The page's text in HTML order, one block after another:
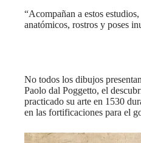
“Acompañan a estos
anatómicos, rostros y poses
No todos los dibujos
Paolo dal Poggetto, el
practicado su arte en 1530
en las fortificaciones para el